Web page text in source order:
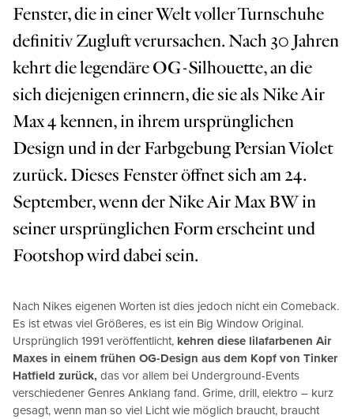
on
Fenster, die in einer Welt voller Turnschuhe
definitiv Zugluft verursachen. Nach 30 Jahren
kehrt die legendäre OG-Silhouette, an die
sich diejenigen erinnern, die sie als Nike Air
Max 4 kennen, in ihrem ursprünglichen
Design und in der Farbgebung Persian Violet
zurück. Dieses Fenster öffnet sich am 24.
September, wenn der Nike Air Max BW in
seiner ursprünglichen Form erscheint und
Footshop wird dabei sein.
Nach Nikes eigenen Worten ist dies jedoch nicht ein Comeback.
Es ist etwas viel Größeres, es ist ein Big Window Original.
Ursprünglich 1991 veröffentlicht, kehren diese lilafarbenen Air
Maxes in einem frühen OG-Design aus dem Kopf von Tinker
Hatfield zurück, das vor allem bei Underground-Events
verschiedener Genres Anklang fand. Grime, drill, elektro – kurz
gesagt, wenn man so viel Licht wie möglich braucht, braucht